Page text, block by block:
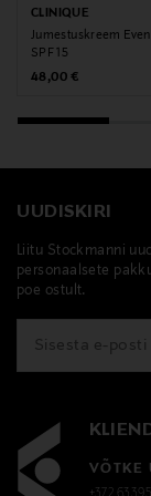
BELGIA
Tootja
Digitaalne
Märksõnad
CLINIQUE
Jumestuskreem
SPF 15
Original Price
48,00 €
UUDISKIRI
Liitu Stockmanni
personaalsete
poe ostult.
VÕTKE